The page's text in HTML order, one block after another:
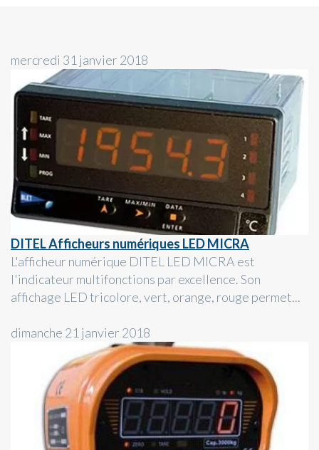
mercredi 31 janvier 2018
DITEL Afficheurs numériques LED MICRA
L'afficheur numérique DITEL LED MICRA est
l'indicateur multifonctions par excellence. Son
affichage LED tricolore, vert, orange, rouge permet...
dimanche 21 janvier 2018